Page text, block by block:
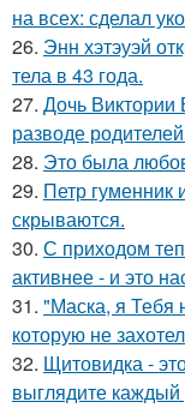
на всех: сделал
26. Энн хэтэуэй
тела в 43 года.
27. Дочь Виктории
разводе
28. Это была
29. Петр
скрываются.
30. С приходом
активнее - и это
31. "Маска, я Тебя
которую не
32. Щитовидка -
выглядите каждый